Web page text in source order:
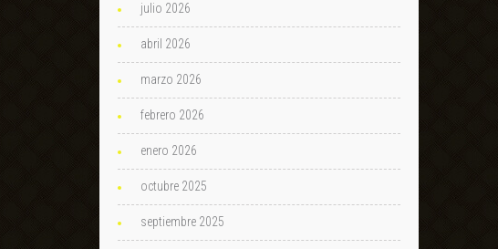
julio 2026
abril 2026
marzo 2026
febrero 2026
enero 2026
octubre 2025
septiembre 2025